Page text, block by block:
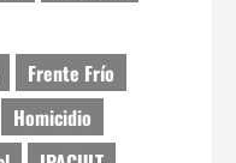
Frente Frío
Homicidio